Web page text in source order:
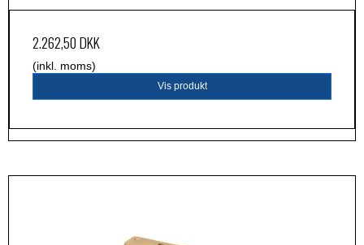
2.262,50 DKK
(inkl. moms)
Vis produkt